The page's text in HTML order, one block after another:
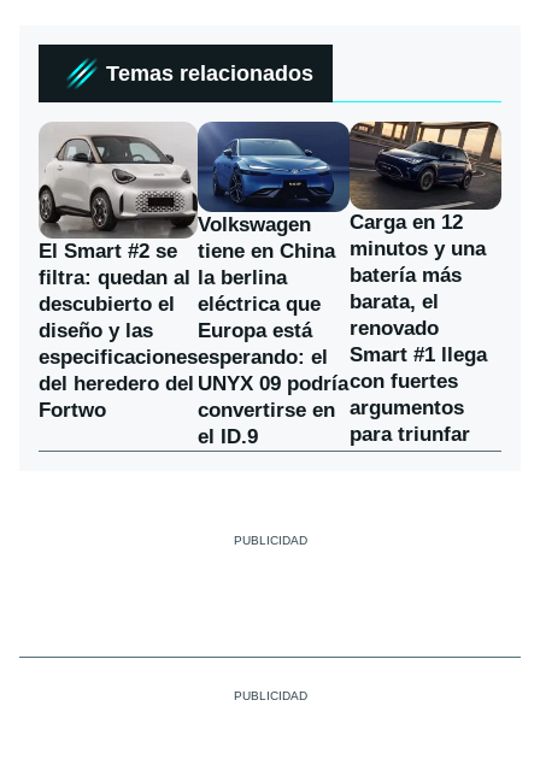
Temas relacionados
El Smart #2 se
filtra: quedan al
descubierto el
diseño y las
especificaciones
del heredero del
Fortwo
Volkswagen
tiene en China
la berlina
eléctrica que
Europa está
esperando: el
UNYX 09 podría
convertirse en
el ID.9
Carga en 12
minutos y una
batería más
barata, el
renovado
Smart #1 llega
con fuertes
argumentos
para triunfar